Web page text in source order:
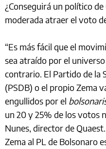
¿Conseguirá un político
moderada atraer el voto
“Es más fácil que el
sea atraído por el
contrario. El Partido de la
(PSDB) o el propio Zema
engullidos por el
un 20 y 25% de los votos
Nunes, director de
Zema al PL de Bolsonaro